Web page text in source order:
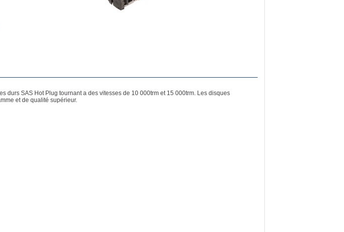
durs SAS Hot Plug tournant a des vitesses de 10 000trm et 15 000trm. Les disques
et de qualité supérieur.